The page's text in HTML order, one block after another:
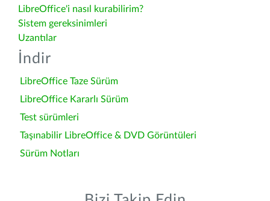
LibreOffice'i nasıl kurabilirim?
Sistem gereksinimleri
Uzantılar
İndir
LibreOffice Taze Sürüm
LibreOffice Kararlı Sürüm
Test sürümleri
Taşınabilir LibreOffice & DVD Görüntüleri
Sürüm Notları